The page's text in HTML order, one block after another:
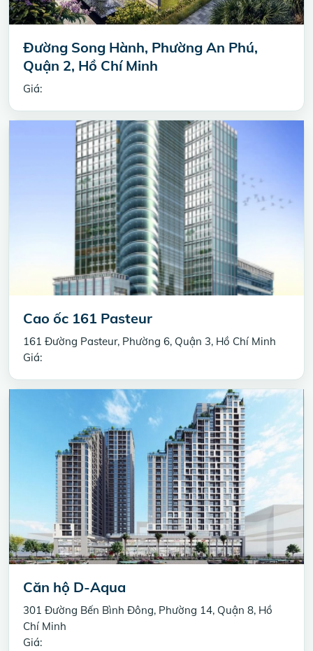
Đường Song Hành, Phường An Phú,
Quận 2, Hồ Chí Minh
Giá:
Cao ốc 161 Pasteur
161 Đường Pasteur, Phường 6, Quận 3, Hồ Chí Minh
Giá:
Căn hộ D-Aqua
301 Đường Bến Bình Đông, Phường 14, Quận 8, Hồ
Chí Minh
Giá: